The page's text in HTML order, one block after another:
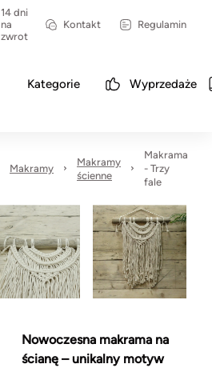
14 dni
na
zwrot
Kontakt Regulamin
Kategorie Wyprzedaże
Makramy
Makramy
ścienne
Makrama
- Trzy
fale
Nowoczesna makrama na
ścianę – unikalny motyw